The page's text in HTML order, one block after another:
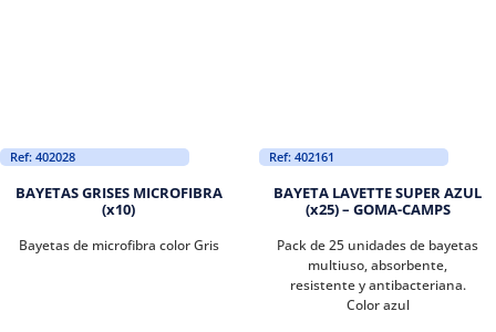
Ref: 402028
BAYETAS GRISES MICROFIBRA
(x10)
Bayetas de microfibra color Gris
Ref: 402161
BAYETA LAVETTE SUPER AZUL
(x25) – GOMA-CAMPS
Pack de 25 unidades de bayetas
multiuso, absorbente,
resistente y antibacteriana.
Color azul